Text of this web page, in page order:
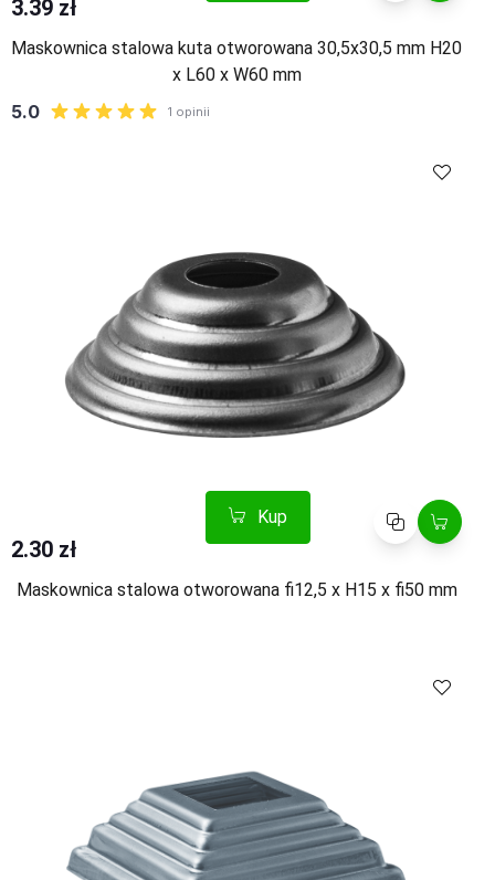
3.39 zł
Maskownica stalowa kuta otworowana 30,5x30,5 mm H20
x L60 x W60 mm
Kup Porównaj
2.30 zł
Maskownica stalowa otworowana fi12,5 x H15 x fi50 mm